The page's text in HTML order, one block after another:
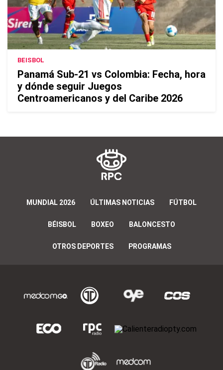
BEISBOL
Panamá Sub-21 vs Colombia: Fecha, hora
y dónde seguir Juegos
Centroamericanos y del Caribe 2026
MUNDIAL 2026 ÚLTIMAS NOTICIAS FÚTBOL
BÉISBOL BOXEO BALONCESTO
OTROS DEPORTES PROGRAMAS